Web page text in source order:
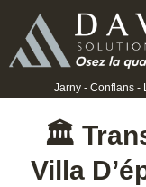
Jarny - Conflans -
🏛️
Villa